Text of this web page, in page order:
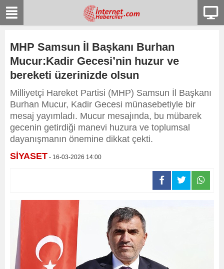
MHP Samsun İl Başkanı Burhan
Mucur:Kadir Gecesi’nin huzur ve
bereketi üzerinizde olsun
Milliyetçi Hareket Partisi (MHP) Samsun İl Başkanı
Burhan Mucur, Kadir Gecesi münasebetiyle bir
mesaj yayımladı. Mucur mesajında, bu mübarek
gecenin getirdiği manevi huzura ve toplumsal
dayanışmanın önemine dikkat çekti.
SİYASET - 16-03-2026 14:00